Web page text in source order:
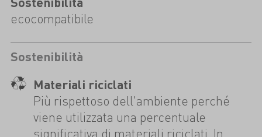
ecocompatibile
Sostenibilità
Materiali riciclati
Più rispettoso dell'ambiente perché
viene utilizzata una percentuale
significativa di materiali riciclati. In